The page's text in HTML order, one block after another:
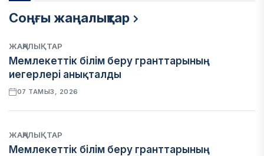
Соңғы жаңалықтар
ЖАҢАЛЫҚТАР
Мемлекеттік білім беру гранттарының
иегерлері анықталды
07 ТАМЫЗ, 2026
ЖАҢАЛЫҚТАР
Мемлекеттік білім беру гранттарының